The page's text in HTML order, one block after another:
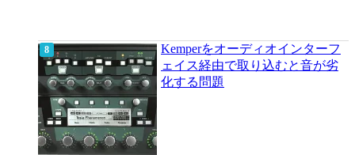
Kemperをオーディオインターフ
ェイス経由で取り込むと音が劣
化する問題